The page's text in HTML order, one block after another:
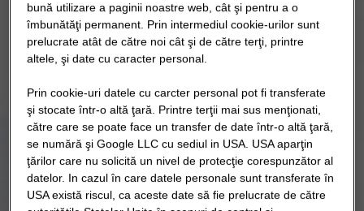
bună utilizare a paginii noastre web, cât şi pentru a o
îmbunătăţi permanent. Prin intermediul cookie-urilor sunt
prelucrate atât de către noi cât şi de către terţi, printre
altele, şi date cu caracter personal.
Prin cookie-uri datele cu carcter personal pot fi transferate
şi stocate într-o altă ţară. Printre terţii mai sus menţionati,
către care se poate face un transfer de date într-o altă ţară,
se numără şi Google LLC cu sediul in USA. USA aparţin
ţărilor care nu solicită un nivel de protecţie corespunzător al
datelor. In cazul în care datele personale sunt transferate în
USA există riscul, ca aceste date să fie prelucrate de către